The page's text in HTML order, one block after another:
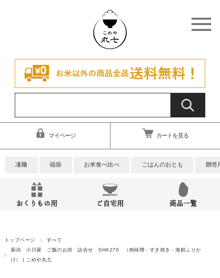
マイページ カートを見る
凄麺 福袋 お米食べ比べ ごはんのおとも 贈答
おくりもの用 ご自宅用 商品一覧
トップページ
すべて
新潟 小川屋 ご飯のお供 詰合せ SHA270 （肉味噌・すき焼き・海鮮ふりか
け） | こめや丸七